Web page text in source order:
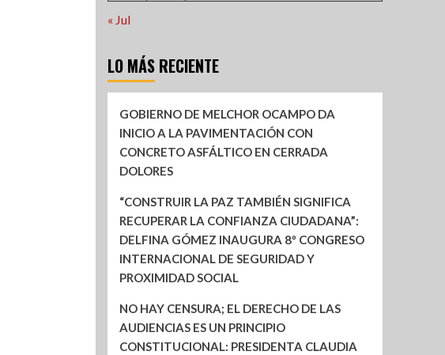
« Jul
LO MÁS RECIENTE
GOBIERNO DE MELCHOR OCAMPO DA
INICIO A LA PAVIMENTACIÓN CON
CONCRETO ASFÁLTICO EN CERRADA
DOLORES
“CONSTRUIR LA PAZ TAMBIÉN SIGNIFICA
RECUPERAR LA CONFIANZA CIUDADANA”:
DELFINA GÓMEZ INAUGURA 8º CONGRESO
INTERNACIONAL DE SEGURIDAD Y
PROXIMIDAD SOCIAL
NO HAY CENSURA; EL DERECHO DE LAS
AUDIENCIAS ES UN PRINCIPIO
CONSTITUCIONAL: PRESIDENTA CLAUDIA